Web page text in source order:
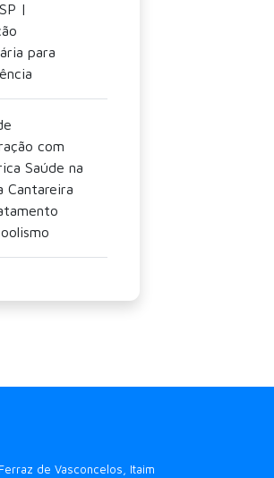
|
para
com
Saúde na
Cantareira
de Vasconcelos, Itaim